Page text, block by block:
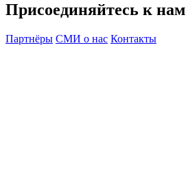
Присоединяйтесь к нам
Партнёры СМИ о нас Контакты